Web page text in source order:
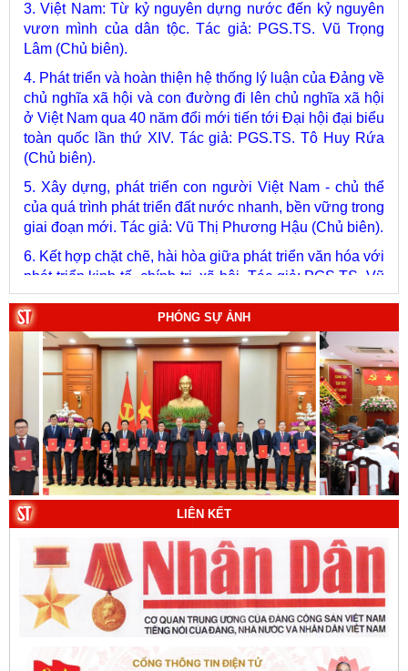
Lâm (Chủ biên).
4. Phát triển và hoàn thiện hệ thống lý luận của Đảng về
chủ nghĩa xã hội và con đường đi lên chủ nghĩa xã hội
ở Việt Nam qua 40 năm đổi mới tiến tới Đại hội đại biểu
toàn quốc lần thứ XIV. Tác giả: PGS.TS. Tô Huy Rứa
(Chủ biên).
5. Xây dựng, phát triển con người Việt Nam - chủ thể
của quá trình phát triển đất nước nhanh, bền vững trong
giai đoạn mới. Tác giả: Vũ Thị Phương Hậu (Chủ biên).
6. Kết hợp chặt chẽ, hài hòa giữa phát triển văn hóa với
phát triển kinh tế, chính trị, xã hội. Tác giả: PGS.TS. Vũ
Văn Phúc (Chủ biên).
7. Chủ quyền của Việt Nam ở Hoàng Sa, Trường Sa
giai đoạn 1884 - 1975: Thực trạng khai thác và quản lý.
Tác giả: Thượng tướng, PGS.TS. Trần Quốc Tỏ (Chủ
biên).
8. Hà Nội - Thành phố Hồ Chí Minh: Dấu ấn lịch sử qua
từng khoảnh khắc (Song ngữ Việt - Anh). Tác giả: Tập
thể tác giả.
9. Đường Hồ Chí Minh trên biển - Bản hùng ca bất diệt
của dân tộc Việt Nam. Tác giả: TS. Vũ Trọng Hùng
(Viện Lịch sử Đảng).
10. Một vành đai, một con đường: Hành trình dài của
Trung Quốc đến năm 2049 (Sách tham khảo).Tác
giả:Michael H. Glantz, Robert J. Ross và Gavin G.
Daugherty (Đồng tác giả).
PHÓNG SỰ ẢNH
LIÊN KẾT